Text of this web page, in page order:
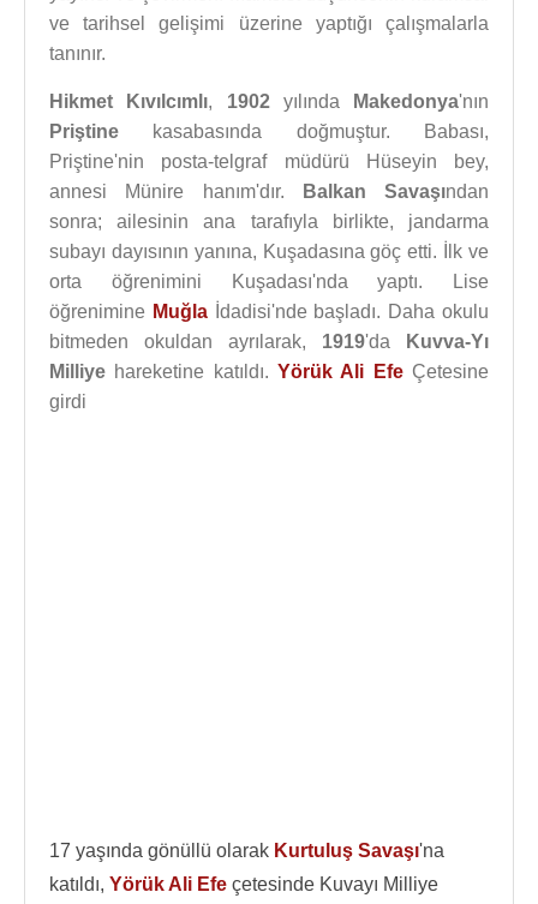
ve tarihsel gelişimi üzerine yaptığı çalışmalarla
tanınır.
Hikmet Kıvılcımlı, 1902yılında Makedonya'nın
Priştine kasabasında doğmuştur. Babası,
Priştine'nin posta-telgraf müdürü Hüseyin bey,
annesi Münire hanım'dır.
Balkan Savaşından
sonra; ailesinin ana tarafıyla birlikte, jandarma
subayı dayısının yanına, Kuşadasına göç etti. İlk ve
orta öğrenimini Kuşadası'nda yaptı. Lise
öğrenimine Muğlaİdadisi'nde başladı. Daha okulu
bitmeden okuldan ayrılarak, 1919'da
Kuvva-Yı
Milliye hareketine katıldı. Yörük Ali EfeÇetesine
girdi
17 yaşında gönüllü olarak Kurtuluş Savaşı'na
katıldı, Yörük Ali Efe çetesinde Kuvayı Milliye